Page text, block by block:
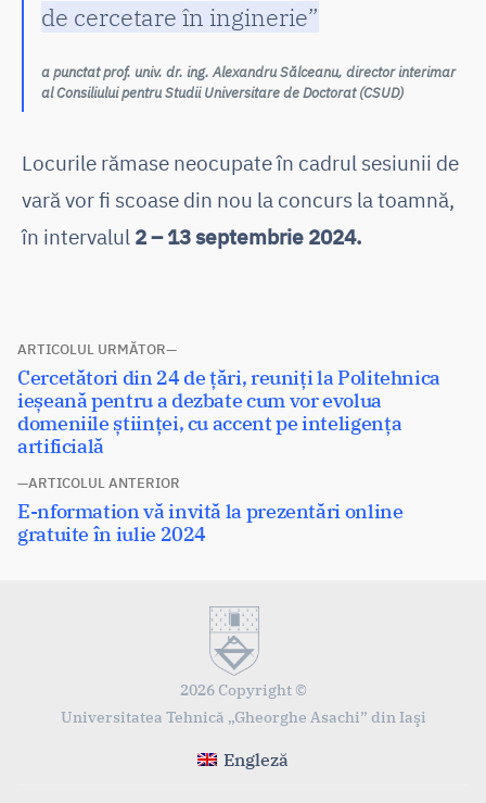
de cercetare în inginerie”
a punctat prof. univ. dr. ing. Alexandru Sălceanu, director interimar
al Consiliului pentru Studii Universitare de Doctorat (CSUD)
Locurile rămase neocupate în cadrul sesiunii de
vară vor fi scoase din nou la concurs la toamnă,
în intervalul 2 – 13 septembrie 2024.
Navigare
în
articole
ARTICOLUL ANTERIOR
Articolul
anterior:
E-nformation vă invită la prezentări online
gratuite în iulie 2024
ARTICOLUL URMĂTOR
Articolul
următor:
Cercetători din 24 de țări, reuniți la Politehnica
ieșeană pentru a dezbate cum vor evolua
domeniile științei, cu accent pe inteligența
artificială
2026 Copyright ©
Universitatea Tehnică „Gheorghe Asachi” din Iaşi
Engleză